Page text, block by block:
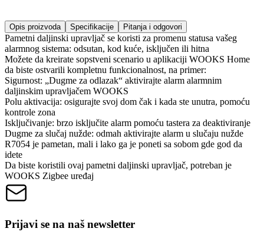
Opis proizvoda Specifikacije Pitanja i odgovori
Pametni daljinski upravljač se koristi za promenu statusa vašeg
alarmnog sistema: odsutan, kod kuće, isključen ili hitna
Možete da kreirate sopstveni scenario u aplikaciji WOOKS Home
da biste ostvarili kompletnu funkcionalnost, na primer:
Sigurnost: „Dugme za odlazak“ aktivirajte alarm alarmnim
daljinskim upravljačem WOOKS
Polu aktivacija: osigurajte svoj dom čak i kada ste unutra, pomoću
kontrole zona
Isključivanje: brzo isključite alarm pomoću tastera za deaktiviranje
Dugme za slučaj nužde: odmah aktivirajte alarm u slučaju nužde
R7054 je pametan, mali i lako ga je poneti sa sobom gde god da
idete
Da biste koristili ovaj pametni daljinski upravljač, potreban je
WOOKS Zigbee uređaj
Prijavi se na naš newsletter